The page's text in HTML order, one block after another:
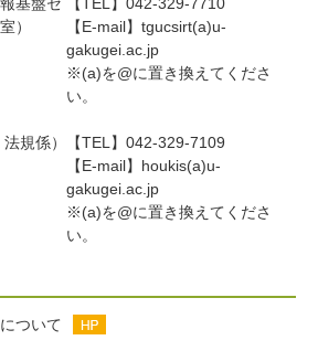
）
【E-mail】tgucsirt(a)u-
gakugei.ac.jp
※(a)を@に置き換えてくださ
い。
規係）
【TEL】042-329-7109
【E-mail】houkis(a)u-
gakugei.ac.jp
※(a)を@に置き換えてくださ
い。
ついて